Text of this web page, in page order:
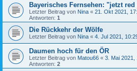
Bayerisches Fernsehen: "jetzt
Letzter Beitrag von Nina « 21. Okt 2021,
Antworten: 1
Die Rückkehr der Wölfe
Letzter Beitrag von Nina « 4. Jul 2021,
Daumen hoch für den ÖR
Letzter Beitrag von Matou66 « 3. Mai 2021,
Antworten: 2